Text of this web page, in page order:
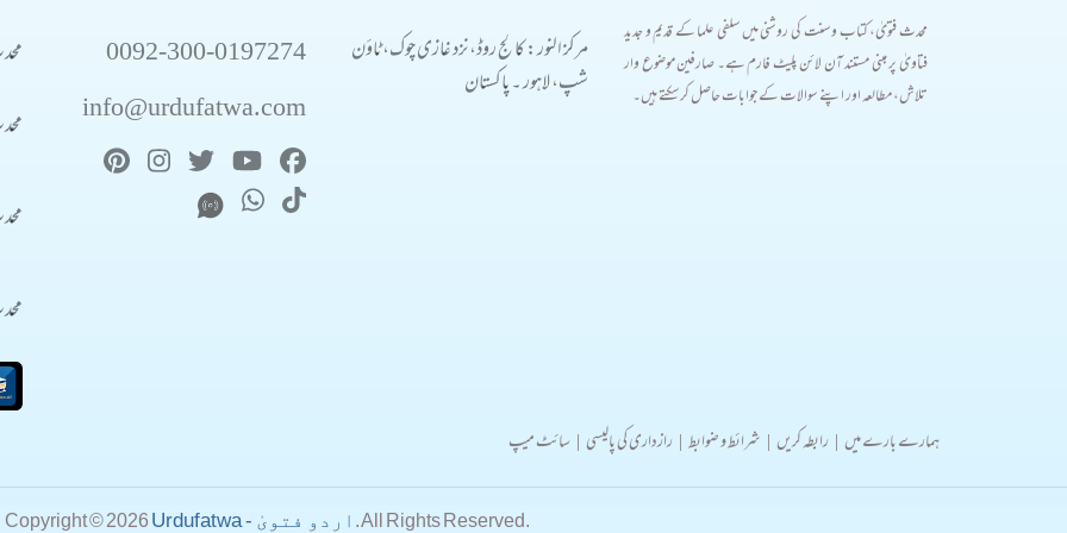
محدث فتویٰ، کتاب و سنت کی روشنی میں سلفی علما کے قدیم و جدید
فتاویٰ پر مبنی مستند آن لائن پلیٹ فارم ہے۔ صارفین موضوع وار
تلاش، مطالعہ اور اپنے سوالات کے جوابات حاصل کر سکتے ہیں۔
مرکز النور: کالج روڈ، نزد غازی چوک، ٹاؤن
شپ، لاہور ۔ پاکستان
0092-300-0197274
info@urdufatwa.com
ہمارے بارے میں | رابطہ کریں | شرائط و ضوابط | رازداری کی پالیسی | سائٹ میپ
Copyright © 2026 Urdufatwa - اردو فتویٰ . All Rights Reserved.